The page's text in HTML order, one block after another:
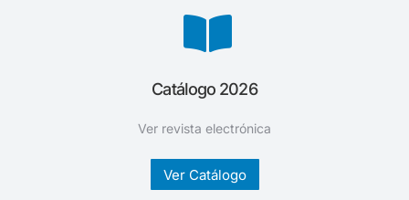
Catálogo 2026
Ver revista electrónica
Ver Catálogo